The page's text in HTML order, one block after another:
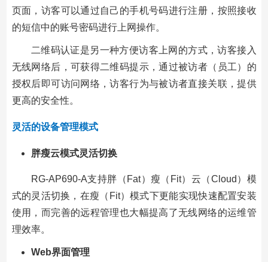
页面，访客可以通过自己的手机号码进行注册，按照接收
的短信中的账号密码进行上网操作。
二维码认证是另一种方便访客上网的方式，访客接入
无线网络后，可获得二维码提示，通过被访者（员工）的
授权后即可访问网络，访客行为与被访者直接关联，提供
更高的安全性。
灵活的设备管理模式
胖瘦云模式灵活切换
RG-AP690-A支持胖（Fat）瘦（Fit）云（Cloud）模
式的灵活切换，在瘦（Fit）模式下更能实现快速配置安装
使用，而完善的远程管理也大幅提高了无线网络的运维管
理效率。
Web界面管理